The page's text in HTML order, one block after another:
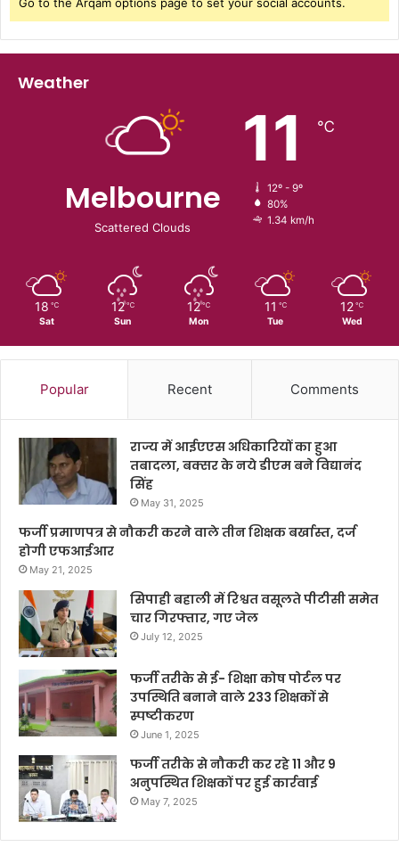
Go to the Arqam options page to set your social accounts.
Weather
Melbourne
Scattered Clouds
11 ℃
12º - 9º
80%
1.34 km/h
18 ℃
Sat
12 ℃
Sun
12 ℃
Mon
11 ℃
Tue
12 ℃
Wed
Popular Recent Comments
राज्य में आईएएस अधिकारियों का हुआ
तबादला, बक्सर के नये डीएम बने विद्यानंद
सिंह
May 31, 2025
फर्जी प्रमाणपत्र से नौकरी करने वाले तीन शिक्षक बर्खास्त, दर्ज
होगी एफआईआर
May 21, 2025
सिपाही बहाली में रिश्वत वसूलते पीटीसी समेत
चार गिरफ्तार, गए जेल
July 12, 2025
फर्जी तरीके से ई- शिक्षा कोष पोर्टल पर
उपस्थिति बनाने वाले 233 शिक्षकों से
स्पष्टीकरण
June 1, 2025
फर्जी तरीके से नौकरी कर रहे 11 और 9
अनुपस्थित शिक्षकों पर हुई कार्रवाई
May 7, 2025